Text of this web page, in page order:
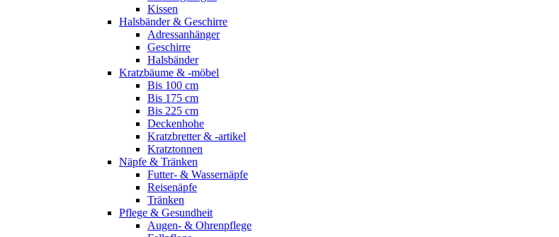
Kissen
Halsbänder & Geschirre
Adressanhänger
Geschirre
Halsbänder
Kratzbäume & -möbel
Bis 100 cm
Bis 175 cm
Bis 225 cm
Deckenhohe
Kratzbretter & -artikel
Kratztonnen
Näpfe & Tränken
Futter- & Wassernäpfe
Reisenäpfe
Tränken
Pflege & Gesundheit
Augen- & Ohrenpflege